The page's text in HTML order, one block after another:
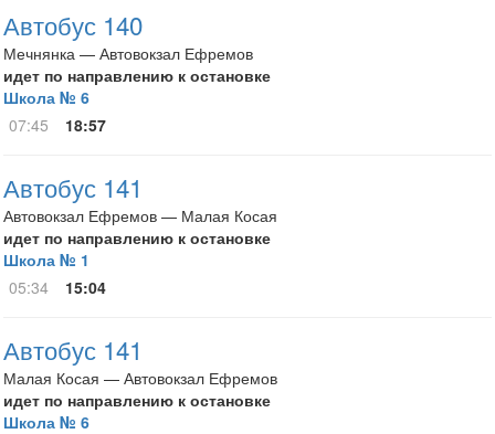
Автобус 140
Мечнянка — Автовокзал Ефремов
идет по направлению к остановке
Школа № 6
07:45
18:57
Автобус 141
Автовокзал Ефремов — Малая Косая
идет по направлению к остановке
Школа № 1
05:34
15:04
Автобус 141
Малая Косая — Автовокзал Ефремов
идет по направлению к остановке
Школа № 6